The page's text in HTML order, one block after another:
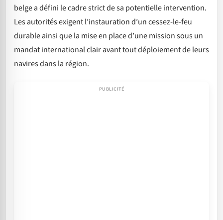
belge a défini le cadre strict de sa potentielle intervention.
Les autorités exigent l’instauration d’un cessez-le-feu
durable ainsi que la mise en place d’une mission sous un
mandat international clair avant tout déploiement de leurs
navires dans la région.